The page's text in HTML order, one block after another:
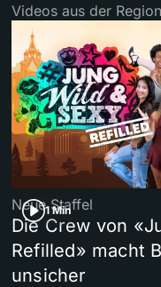
Videos aus der
1 Min
Neue Staffel
Die Crew von
Refilled» macht
unsicher